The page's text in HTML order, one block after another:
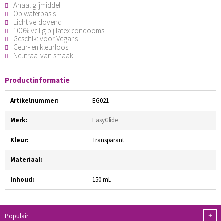
Anaal glijmiddel
Op waterbasis
Licht verdovend
100% veilig bij latex condooms
Geschikt voor Vegans
Geur- en kleurloos
Neutraal van smaak
Productinformatie
Artikelnummer: EG021
Merk: EasyGlide
Kleur: Transparant
Materiaal:
Inhoud: 150 mL
Populair +